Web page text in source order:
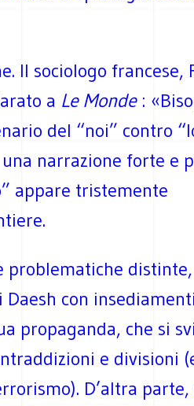
Il sociologo francese,
a Le Monde:
del “noi” contro
narrazione forte e
appare tristemente
problematiche
Daesh con insediamenti
propaganda, che si
e divisioni
D’altra parte,